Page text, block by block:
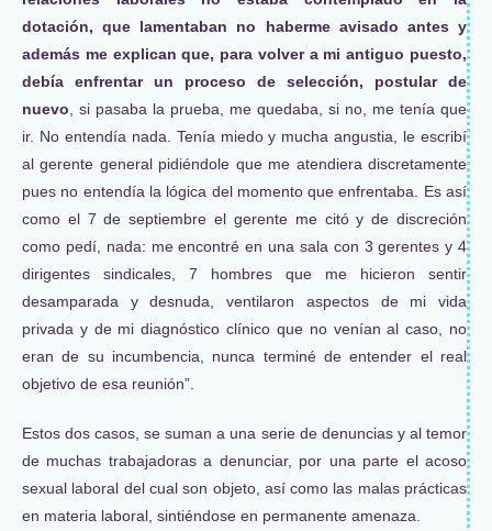
dotación, que lamentaban no haberme avisado antes y
además me explican que, para volver a mi antiguo puesto,
debía enfrentar un proceso de selección, postular de
nuevo , si pasaba la prueba, me quedaba, si no, me tenía que
ir. No entendía nada. Tenía miedo y mucha angustia, le escribí
al gerente general pidiéndole que me atendiera discretamente
pues no entendía la lógica del momento que enfrentaba. Es así
como el 7 de septiembre el gerente me citó y de discreción
como pedí, nada: me encontré en una sala con 3 gerentes y 4
dirigentes sindicales, 7 hombres que me hicieron sentir
desamparada y desnuda, ventilaron aspectos de mi vida
privada y de mi diagnóstico clínico que no venían al caso, no
eran de su incumbencia, nunca terminé de entender el real
objetivo de esa reunión”.
Estos dos casos, se suman a una serie de denuncias y al temor
de muchas trabajadoras a denunciar, por una parte el acoso
sexual laboral del cual son objeto, así como las malas prácticas
en materia laboral, sintiéndose en permanente amenaza.